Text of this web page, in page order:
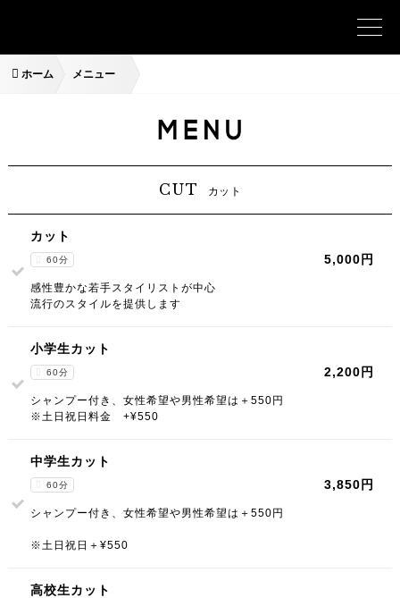
ホーム メニュー
CUT カット
カット
60分 5,000円
感性豊かな若手スタイリストが中心
流行のスタイルを提供します
小学生カット
60分 2,200円
シャンプー付き、女性希望や男性希望は＋550円
※土日祝日料金 +¥550
中学生カット
60分 3,850円
シャンプー付き、女性希望や男性希望は＋550円
※土日祝日＋¥550
高校生カット